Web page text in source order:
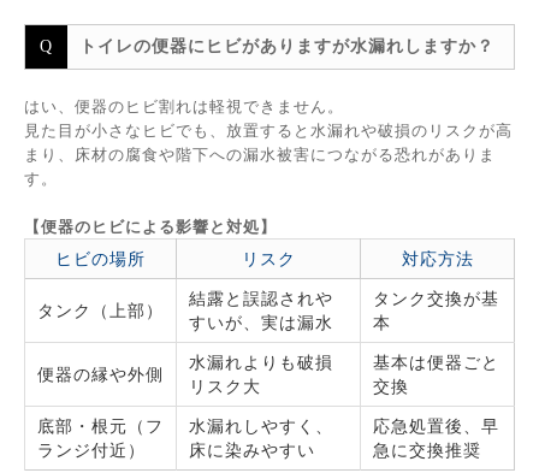
トイレの便器にヒビがありますが水漏れしますか？
はい、便器のヒビ割れは軽視できません。
見た目が小さなヒビでも、放置すると水漏れや破損のリスクが高
まり、床材の腐食や階下への漏水被害につながる恐れがありま
す。
【便器のヒビによる影響と対処】
ヒビの場所 リスク 対応方法
タンク（上部）
結露と誤認されや
すいが、実は漏水
タンク交換が基
本
便器の縁や外側
水漏れよりも破損
リスク大
基本は便器ごと
交換
底部・根元（フ
ランジ付近）
水漏れしやすく、
床に染みやすい
応急処置後、早
急に交換推奨